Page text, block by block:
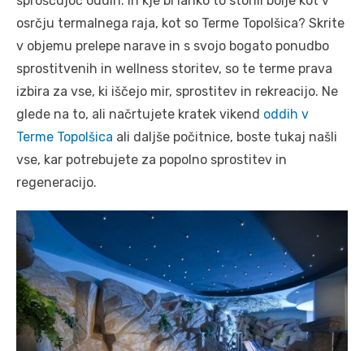
osrčju termalnega raja, kot so Terme Topolšica? Skrite
v objemu prelepe narave in s svojo bogato ponudbo
sprostitvenih in wellness storitev, so te terme prava
izbira za vse, ki iščejo mir, sprostitev in rekreacijo. Ne
glede na to, ali načrtujete kratek vikend oddih v
Terme Topolšica ali daljše počitnice, boste tukaj našli
vse, kar potrebujete za popolno sprostitev in
regeneracijo.